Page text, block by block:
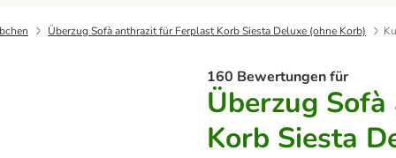
Überzug Sofà anthrazit für Ferplast Korb Siesta Deluxe (ohne Korb)
160 Bewertungen für
Überzug
Korb Siesta